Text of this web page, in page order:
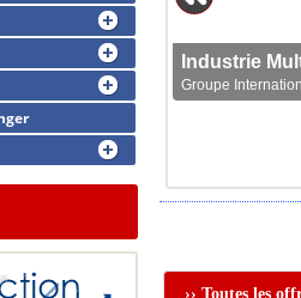
Groupe
›› Toutes les